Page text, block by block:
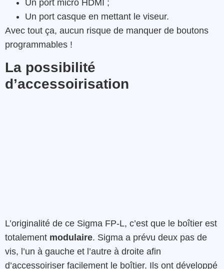
Un port micro HDMI ;
Un port casque en mettant le viseur.
Avec tout ça, aucun risque de manquer de boutons
programmables !
La possibilité
d’accessoirisation
L’originalité de ce Sigma FP-L, c’est que le boîtier est
totalement modulaire. Sigma a prévu deux pas de
vis, l’un à gauche et l’autre à droite afin
d’accessoiriser facilement le boîtier. Ils ont développé